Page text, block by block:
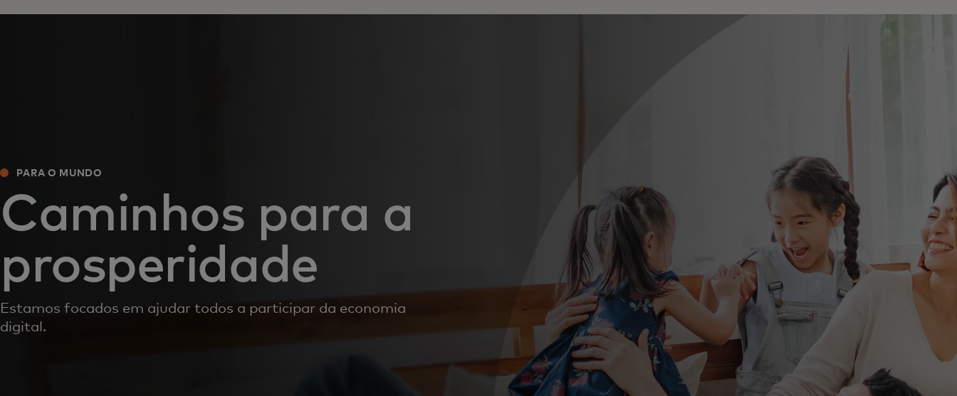
PARA O MUNDO
Caminhos para a
prosperidade
Estamos focados em ajudar todos a participar da economia
digital.